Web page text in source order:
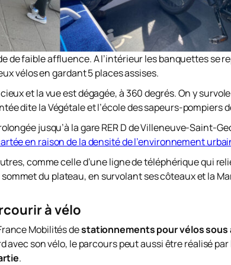
de faible affluence. A l’intérieur les banquettes se
vélos en gardant 5 places assises.
et la vue est dégagée, à 360 degrés. On y
dite la Végétale et l’école des sapeurs-pompiers
jusqu’à la gare RER D de Villeneuve-Saint-
en raison de la densité de l’environnement
comme celle d’une ligne de téléphérique qui
du plateau, en survolant ses côteaux et la
à vélo
Mobilités destationnements pour vélos sous
avec son vélo, le parcours peut aussi être réalisé par
.